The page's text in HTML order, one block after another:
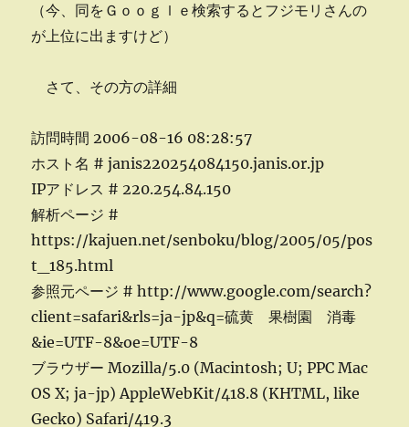
（今、同をＧｏｏｇｌｅ検索するとフジモリさんの
が上位に出ますけど）
さて、その方の詳細
訪問時間 2006-08-16 08:28:57
ホスト名 # janis220254084150.janis.or.jp
IPアドレス # 220.254.84.150
解析ページ #
https://kajuen.net/senboku/blog/2005/05/pos
t_185.html
参照元ページ # http://www.google.com/search?
client=safari&rls=ja-jp&q=硫黄 果樹園 消毒
&ie=UTF-8&oe=UTF-8
ブラウザー Mozilla/5.0 (Macintosh; U; PPC Mac
OS X; ja-jp) AppleWebKit/418.8 (KHTML, like
Gecko) Safari/419.3